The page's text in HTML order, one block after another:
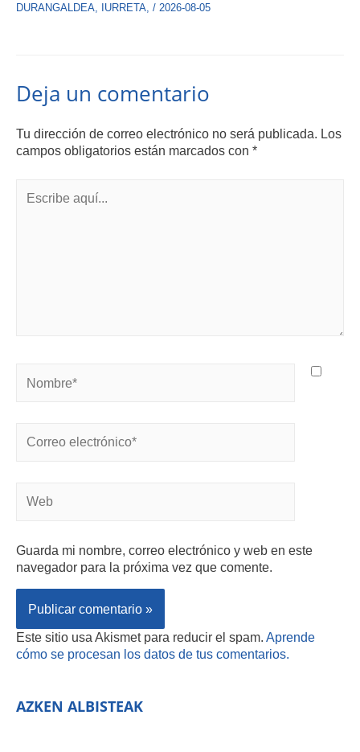
DURANGALDEA IURRETA / 2026-08-05
Deja un comentario
Tu dirección de correo electrónico no será publicada. Los
campos obligatorios están marcados con *
Guarda mi nombre, correo electrónico y web en este
navegador para la próxima vez que comente.
Este sitio usa Akismet para reducir el spam. Aprende
cómo se procesan los datos de tus comentarios.
AZKEN ALBISTEAK